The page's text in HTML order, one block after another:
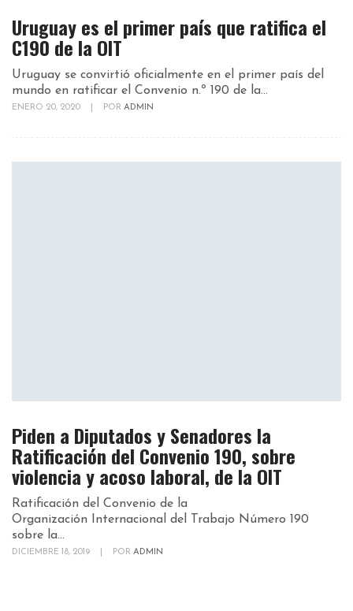
Uruguay es el primer país que ratifica el
C190 de la OIT
Uruguay se convirtió oficialmente en el primer país del
mundo en ratificar el Convenio n.º 190 de la...
ENERO 20, 2020 POR ADMIN
Piden a Diputados y Senadores la
Ratificación del Convenio 190, sobre
violencia y acoso laboral, de la OIT
Ratificación del Convenio de la
Organización Internacional del Trabajo Número 190
sobre la...
DICIEMBRE 18, 2019 POR ADMIN